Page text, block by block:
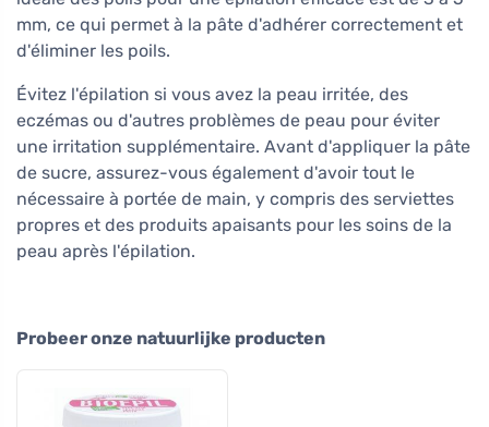
mm, ce qui permet à la pâte d'adhérer correctement et
d'éliminer les poils.
Évitez l'épilation si vous avez la peau irritée, des
eczémas ou d'autres problèmes de peau pour éviter
une irritation supplémentaire. Avant d'appliquer la pâte
de sucre, assurez-vous également d'avoir tout le
nécessaire à portée de main, y compris des serviettes
propres et des produits apaisants pour les soins de la
peau après l'épilation.
Probeer onze natuurlijke producten